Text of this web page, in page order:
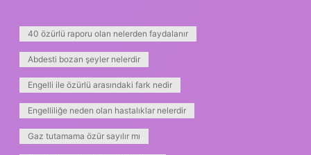
40 özürlü raporu olan nelerden faydalanır
Abdesti bozan şeyler nelerdir
Engelli ile özürlü arasındaki fark nedir
Engelliliğe neden olan hastalıklar nelerdir
Gaz tutamama özür sayılır mı